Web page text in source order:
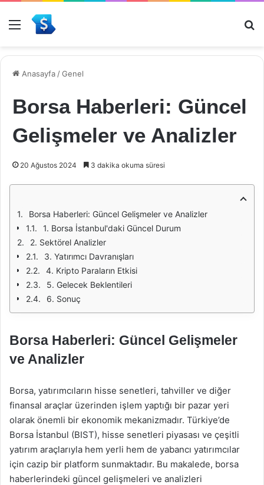
Menü
Anasayfa /Genel
Borsa Haberleri: Güncel
Gelişmeler ve Analizler
20 Ağustos 2024 3 dakika okuma süresi
Borsa Haberleri: Güncel Gelişmeler ve Analizler
1. Borsa İstanbul'daki Güncel Durum
2. Sektörel Analizler
3. Yatırımcı Davranışları
4. Kripto Paraların Etkisi
5. Gelecek Beklentileri
6. Sonuç
Borsa Haberleri: Güncel Gelişmeler
ve Analizler
Borsa, yatırımcıların hisse senetleri, tahviller ve diğer
finansal araçlar üzerinden işlem yaptığı bir pazar yeri
olarak önemli bir ekonomik mekanizmadır. Türkiye’de
Borsa İstanbul (BIST), hisse senetleri piyasası ve çeşitli
yatırım araçlarıyla hem yerli hem de yabancı yatırımcılar
için cazip bir platform sunmaktadır. Bu makalede, borsa
haberlerindeki güncel gelişmeleri ve analizleri